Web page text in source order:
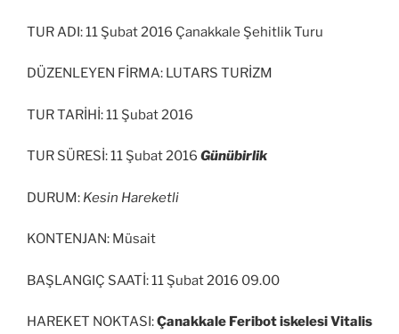
TUR ADI: 11 Şubat 2016 Çanakkale Şehitlik Turu
DÜZENLEYEN FİRMA: LUTARS TURİZM
TUR TARİHİ: 11 Şubat 2016
TUR SÜRESİ: 11 Şubat 2016 Günübirlik
DURUM: Kesin Hareketli
KONTENJAN: Müsait
BAŞLANGIÇ SAATİ: 11 Şubat 2016 09.00
HAREKET NOKTASI:Çanakkale Feribot iskelesi Vitalis